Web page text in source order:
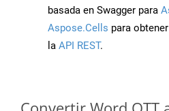
basada en Swagger para
Aspose.Cells para
la API REST.